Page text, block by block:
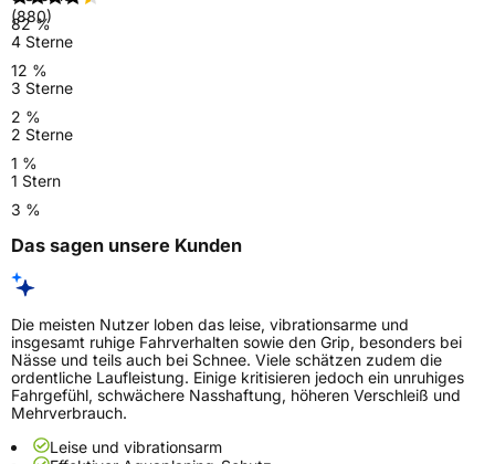
(880)
82 %
4 Sterne
12 %
3 Sterne
2 %
2 Sterne
1 %
1 Stern
3 %
Das sagen unsere Kunden
Die meisten Nutzer loben das leise, vibrationsarme und
insgesamt ruhige Fahrverhalten sowie den Grip, besonders bei
Nässe und teils auch bei Schnee. Viele schätzen zudem die
ordentliche Laufleistung. Einige kritisieren jedoch ein unruhiges
Fahrgefühl, schwächere Nasshaftung, höheren Verschleiß und
Mehrverbrauch.
Leise und vibrationsarm